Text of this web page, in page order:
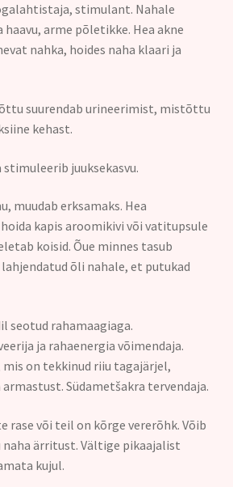
stimulant. Nahale
arme põletikke. Hea akne
nahka, hoides naha klaari ja
suurendab urineerimist, mistõttu
kehast.
juuksekasvu.
muudab erksamaks. Hea
kapis aroomikivi või vatitupsule
koisid. Õue minnes tasub
õli nahale, et putukad
seotud rahamaagiaga.
ja rahaenergia võimendaja.
mis on tekkinud riiu tagajärjel,
Südametšakra tervendaja.
rase või teil on kõrge vererõhk. Võib
ärritust. Vältige pikaajalist
kujul.